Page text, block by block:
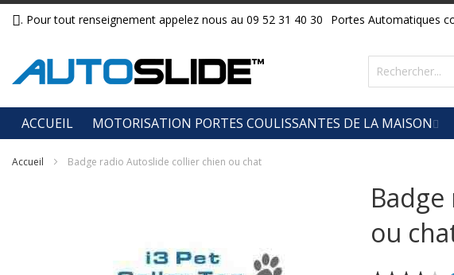
Allez
contenu
. Pour tout renseignement appelez nous au 09 52 31 40 30 Portes Automatiques
ACCUEIL MOTORISATION PORTES COULISSANTES DE LA MAISON
Accueil Badge radio Autoslide collier chien ou chat
ou